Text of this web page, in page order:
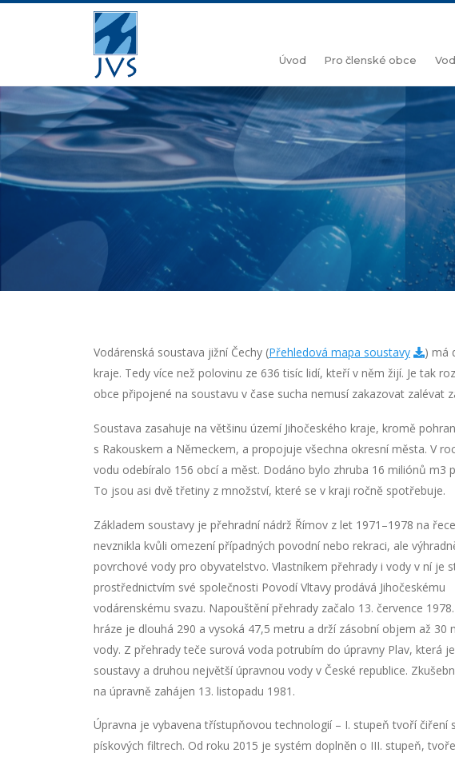
Úvod Pro členské obce
Vodárenská soustava jižní Čechy (Přehledová mapa soustavy
) má
kraje. Tedy více než polovinu ze 636 tisíc lidí, kteří v něm žijí. Je tak
obce připojené na soustavu v čase sucha nemusí zakazovat zalévat
Soustava zasahuje na většinu území Jihočeského kraje, kromě
s Rakouskem a Německem, a propojuje všechna okresní města. V
vodu odebíralo 156 obcí a měst. Dodáno bylo zhruba 16 miliónů m3
To jsou asi dvě třetiny z množství, které se v kraji ročně spotřebuje.
Základem soustavy je přehradní nádrž Římov z let 1971–1978 na
nevznikla kvůli omezení případných povodní nebo rekraci, ale
povrchové vody pro obyvatelstvo. Vlastníkem přehrady i vody v ní je
prostřednictvím své společnosti Povodí Vltavy prodává Jihočeskému
vodárenskému svazu. Napouštění přehrady začalo 13. července
hráze je dlouhá 290 a vysoká 47,5 metru a drží zásobní objem až 30
vody. Z přehrady teče surová voda potrubím do úpravny Plav, která
soustavy a druhou největší úpravnou vody v České republice.
na úpravně zahájen 13. listopadu 1981.
Úpravna je vybavena třístupňovou technologií – I. stupeň tvoří
pískových filtrech. Od roku 2015 je systém doplněn o III. stupeň,